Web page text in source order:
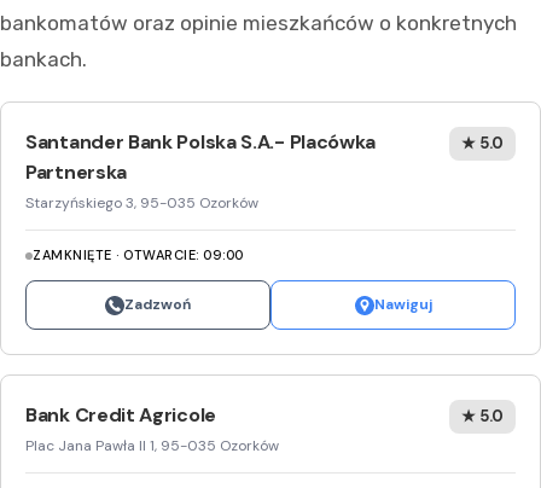
bankomatów oraz opinie mieszkańców o konkretnych
bankach.
Santander Bank Polska S.A.- Placówka
Partnerska
Starzyńskiego 3, 95-035 Ozorków
★ 5.0
ZAMKNIĘTE · OTWARCIE: 09:00
Zadzwoń Nawiguj
Bank Credit Agricole
Plac Jana Pawła II 1, 95-035 Ozorków
★ 5.0